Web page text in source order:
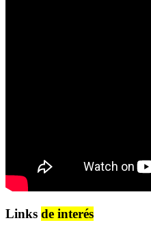
Links de interés